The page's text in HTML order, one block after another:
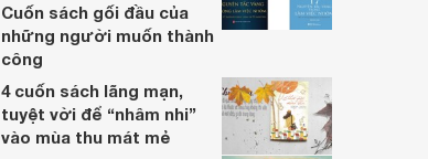
Cuốn sách gối đầu của
những người muốn thành
công
4 cuốn sách lãng mạn,
tuyệt vời để “nhâm nhi”
vào mùa thu mát mẻ